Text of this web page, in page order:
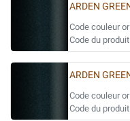
ARDEN
Code couleur
Code du
ARDEN
Code couleur
Code du